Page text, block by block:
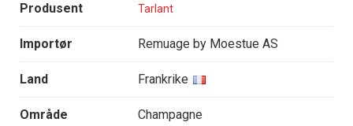
Produsent Tarlant
Importør Remuage by Moestue AS
Land Frankrike
Område Champagne